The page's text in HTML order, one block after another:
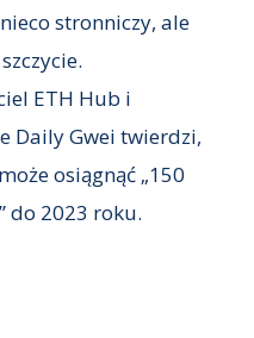
stronniczy, ale
ETH Hub i
Daily Gwei twierdzi,
osiągnąć „150
do 2023 roku.